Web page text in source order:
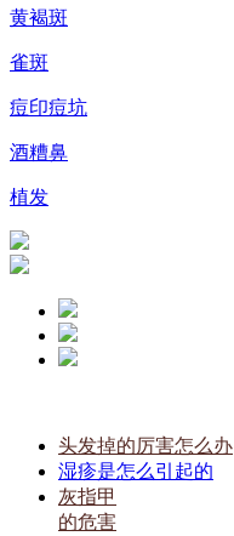
黄褐斑
雀斑
痘印痘坑
酒糟鼻
植发
头发掉的厉害怎么办
湿疹是怎么引起的
灰指甲
的危害